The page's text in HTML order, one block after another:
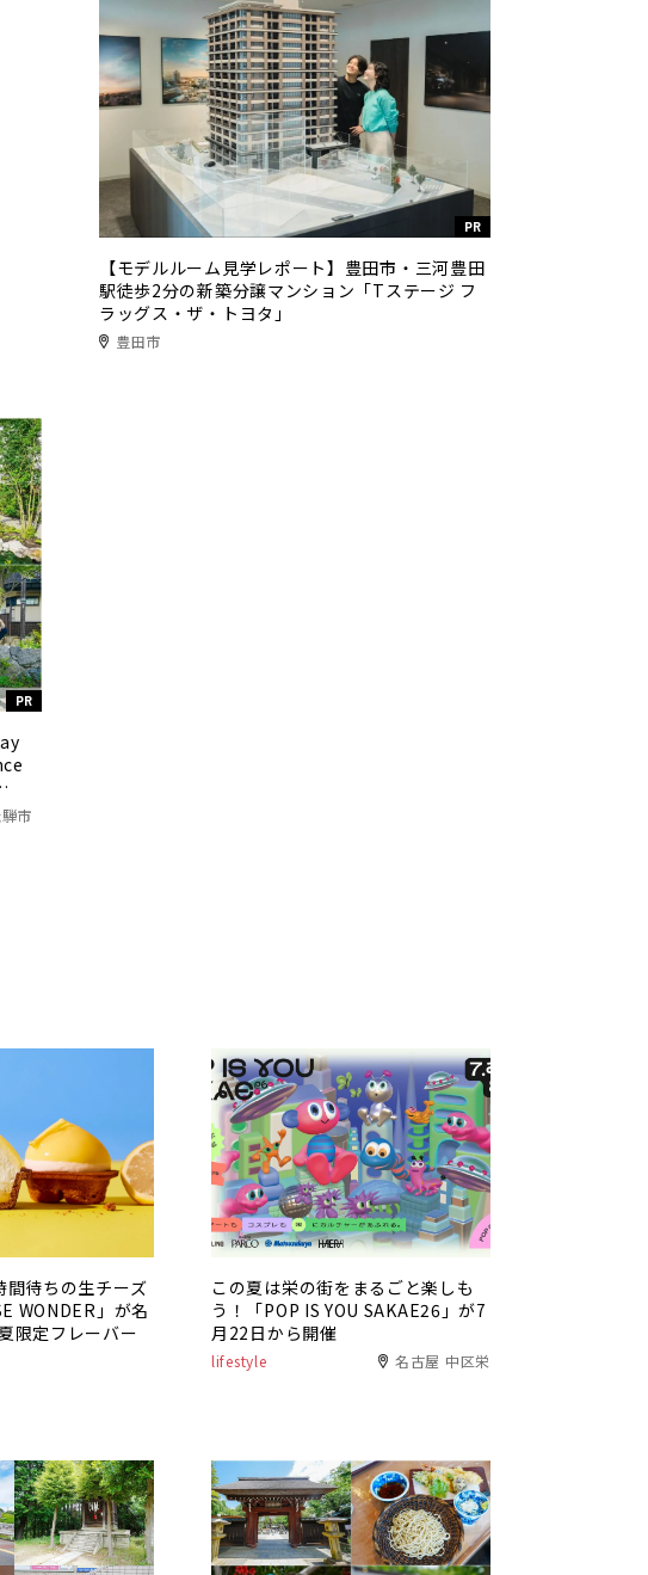
PR
【モデルルーム見学レポート】豊田市・三河豊田
駅徒歩2分の新築分譲マンション「Tステージ フ
ラッグス・ザ・トヨタ」
豊田市
PR
市
間待ちの生チーズ
WONDER」が名
限定フレーバー
この夏は栄の街をまるごと楽しも
う！「POP IS YOU SAKAE26」が7
月22日から開催
lifestyle 名古屋 中区栄